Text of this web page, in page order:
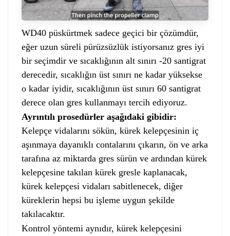
WD40 püskürtmek sadece geçici bir çözümdür,
eğer uzun süreli pürüzsüzlük istiyorsanız gres iyi
bir seçimdir ve sıcaklığının alt sınırı -20 santigrat
derecedir, sıcaklığın üst sınırı ne kadar yüksekse
o kadar iyidir, sıcaklığının üst sınırı 60 santigrat
derece olan gres kullanmayı tercih ediyoruz.
Ayrıntılı prosedürler aşağıdaki gibidir:
Kelepçe vidalarını sökün, kürek kelepçesinin iç
aşınmaya dayanıklı contalarını çıkarın, ön ve arka
tarafına az miktarda gres sürün ve ardından kürek
kelepçesine takılan kürek gresle kaplanacak,
kürek kelepçesi vidaları sabitlenecek, diğer
küreklerin hepsi bu işleme uygun şekilde
takılacaktır.
Kontrol yöntemi aynıdır, kürek kelepçesini